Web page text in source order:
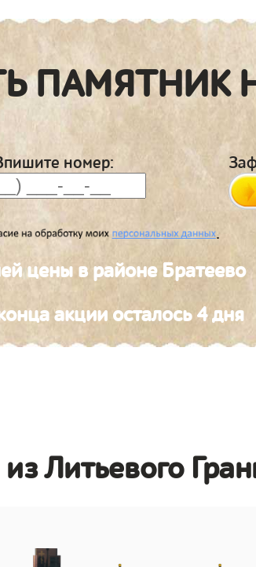
ПАМЯТНИК
номер:
.
цены в районе Братеево
акции осталось 4 дня
Литьевого